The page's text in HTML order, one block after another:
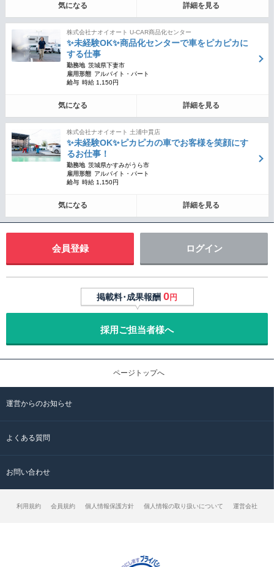
気になる 詳細を見る
株式会社ナオイオート U-CAR商品化センター
✨未経験OK✨商品化センターで車をピカピカに
する仕事
勤務地 茨城県下妻市
雇用形態 アルバイト・パート
給与 時給 1,150円
気になる 詳細を見る
株式会社ナオイオート 土浦中貫店
✨未経験OK✨ピカピカの車でお客様を笑顔にす
るお仕事！
勤務地 茨城県かすみがうら市
雇用形態 アルバイト・パート
給与 時給 1,150円
気になる 詳細を見る
会員登録 ログイン
掲載料･成果報酬 0円
採用ご担当者様へ
ページトップへ
運営からのお知らせ
よくある質問
お問い合わせ
利用規約 会員規約 個人情報保護方針 個人情報の取り扱いについて 運営会社